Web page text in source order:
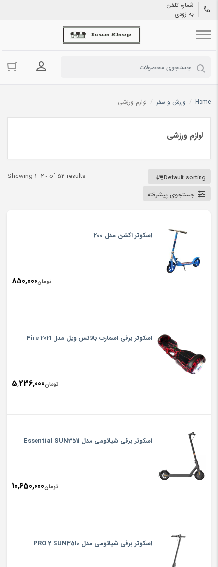
شماره تلفن
به زودی
ورود به
Home
/ ورزش و سفر / لوازم ورزشی
لوازم ورزشی
Showing 1–20 of 52 results
Default sorting
جستجوی پیشرفته
اسکوتر اکشن مدل 200
تومان850,000
اسکوتر برقی اسمارت بالانس ویل مدل Fire 2021
تومان5,236,000
اسکوتر برقی شیائومی مدل Essential SUN3511
تومان10,650,000
اسکوتر برقی شیائومی مدل PRO 2 SUN3510